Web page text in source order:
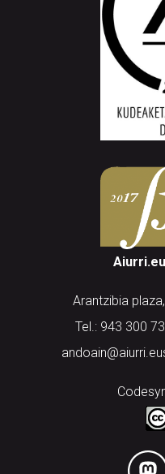
Arantzibia
Tel.: 943 300